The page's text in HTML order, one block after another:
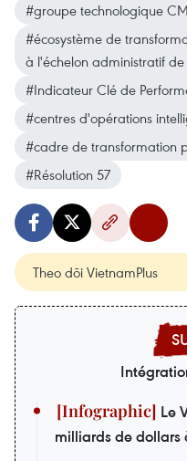
#groupe technologique
#écosystème de
à l'échelon administratif
#Indicateur Clé de
#centres d'opérations
#cadre de transformation
#Résolution 57
Theo dõi VietnamPlus
Le
milliards de dollars